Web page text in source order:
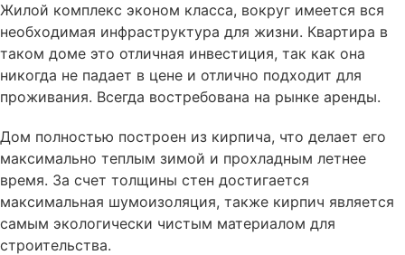
Жилой комплекс эконом класса, вокруг имеется вся
необходимая инфраструктура для жизни. Квартира в
таком доме это отличная инвестиция, так как она
никогда не падает в цене и отлично подходит для
проживания. Всегда востребована на рынке аренды.
Дом полностью построен из кирпича, что делает его
максимально теплым зимой и прохладным летнее
время. За счет толщины стен достигается
максимальная шумоизоляция, также кирпич является
самым экологически чистым материалом для
строительства.